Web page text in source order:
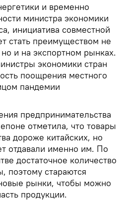
и временно
министра экономики
инициатива совместной
стать преимуществом не
и на экспортном рынках.
экономики стран
поощрения местного
пандемии
предпринимательства
отметила, что товары
дороже китайских, но
отдавали именно им. По
достаточное количество
поэтому стараются
рынки, чтобы можно
продукции.